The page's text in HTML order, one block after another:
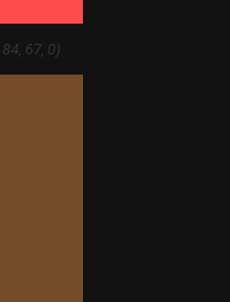
67, 0)